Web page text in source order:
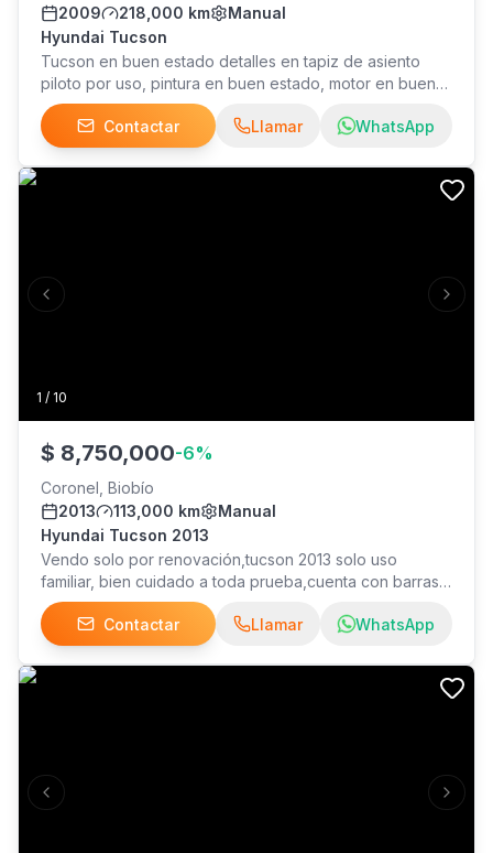
2009
218,000 km
Manual
Hyundai Tucson
Tucson en buen estado detalles en tapiz de asiento
piloto por uso, pintura en buen estado, motor en buen
estado, full
Contactar
Llamar WhatsApp
1 / 10
Previous slide Next
$ 8,750,000-6%
Coronel, Biobío
2013
113,000 km
Manual
Hyundai Tucson 2013
Vendo solo por renovación,tucson 2013 solo uso
familiar, bien cuidado a toda prueba,cuenta con barras
porta equipaje,aire acondicionado,espejos
eléctricos,control de radio al volante ,freno disco en sus
cuatro ruedas,neumáticos con más 80% de vida
util,precio conversable ,y transferencia inmediata
Contactar Llamar WhatsApp
Previous slide Next